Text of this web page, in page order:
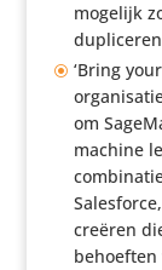
mogelijk
‘Bring
om
machine
creëren